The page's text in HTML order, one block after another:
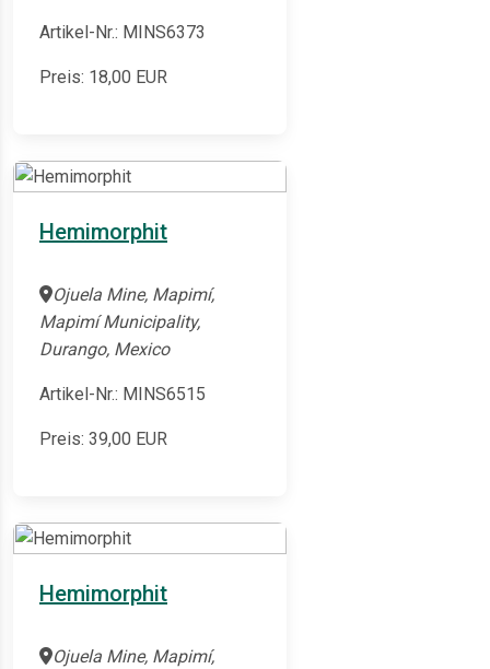
Artikel-Nr.: MINS6373
Preis: 18,00 EUR
Hemimorphit
Ojuela Mine, Mapimí,
Mapimí Municipality,
Durango, Mexico
Artikel-Nr.: MINS6515
Preis: 39,00 EUR
Hemimorphit
Ojuela Mine, Mapimí,